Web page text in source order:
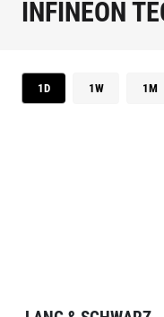
INFINEON
1D 1W 1M